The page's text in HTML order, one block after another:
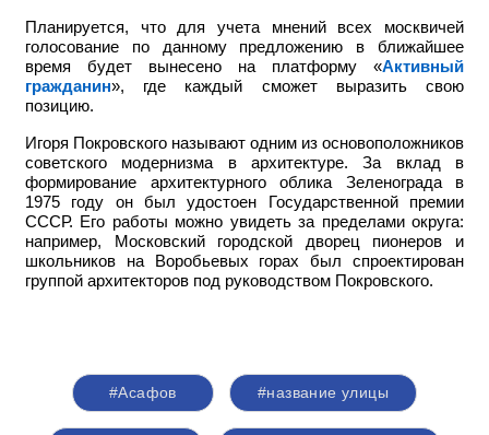
Планируется, что для учета мнений всех москвичей
голосование по данному предложению в ближайшее
время будет вынесено на платформу «Активный
гражданин», где каждый сможет выразить свою
позицию.
Игоря Покровского называют одним из основоположников
советского модернизма в архитектуре. За вклад в
формирование архитектурного облика Зеленограда в
1975 году он был удостоен Государственной премии
СССР. Его работы можно увидеть за пределами округа:
например,
Московский городской дворец пионеров и
школьников на Воробьевых горах был спроектирован
группой архитекторов под руководством Покровского.
#Асафов #название улицы